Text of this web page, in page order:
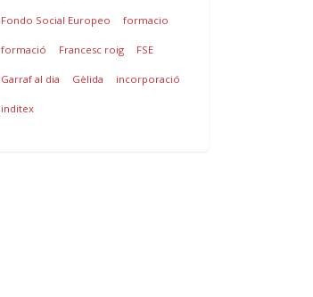
Fondo Social Europeo formacio
formació Francesc roig FSE
Garraf al dia Gèlida incorporació
inditex